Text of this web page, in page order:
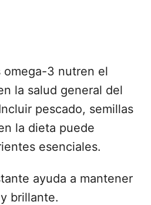
omega-3 nutren el
la salud general del
pescado, semillas
la dieta puede
esenciales.
ayuda a mantener
brillante.